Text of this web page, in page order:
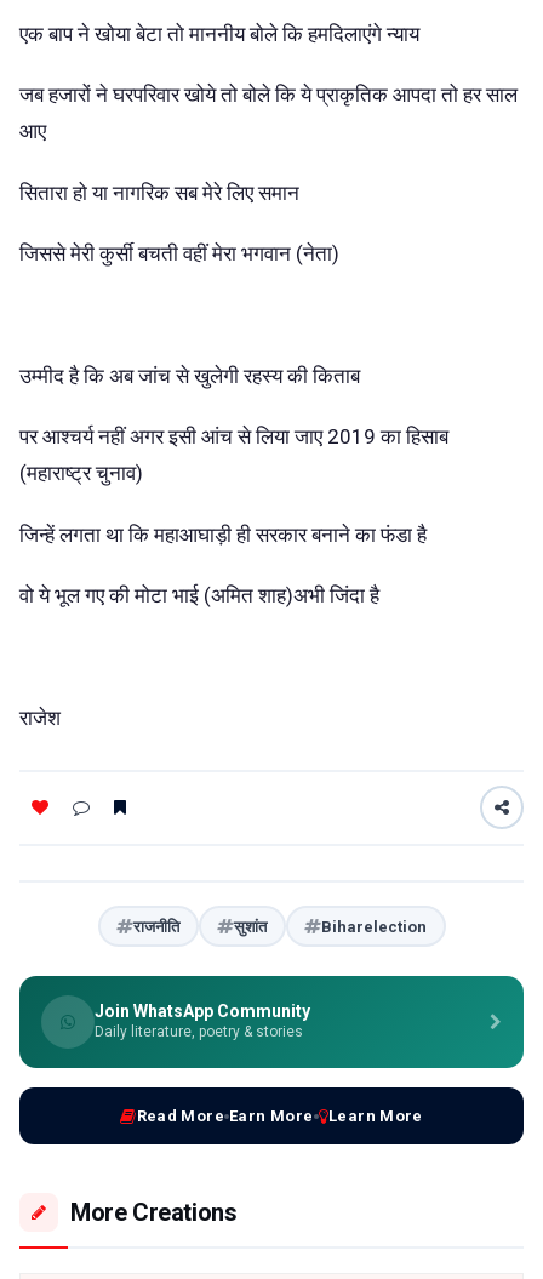
एक बाप ने खोया बेटा तो माननीय बोले कि हमदिलाएंगे न्याय
जब हजारों ने घरपरिवार खोये तो बोले कि ये प्राकृतिक आपदा तो हर साल
आए
सितारा हो या नागरिक सब मेरे लिए समान
जिससे मेरी कुर्सी बचती वहीं मेरा भगवान (नेता)
उम्मीद है कि अब जांच से खुलेगी रहस्य की किताब
पर आश्चर्य नहीं अगर इसी आंच से लिया जाए 2019 का हिसाब
(महाराष्ट्र चुनाव)
जिन्हें लगता था कि महाआघाड़ी ही सरकार बनाने का फंडा है
वो ये भूल गए की मोटा भाई (अमित शाह)अभी जिंदा है
राजेश
राजनीति सुशांत Biharelection
Join WhatsApp Community
Daily literature, poetry & stories
Read More Earn More Learn More
More Creations